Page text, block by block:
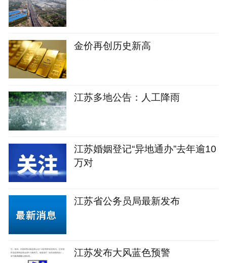
金价再创历史新高
江苏多地公告：人工降雨
江苏婚姻登记“异地通办”去年逾10
万对
江苏省公务员局最新发布
江苏发布大风蓝色预警